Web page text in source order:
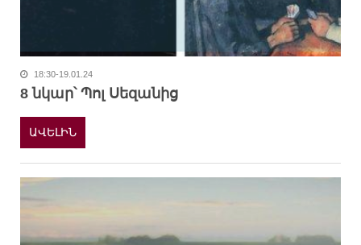
18:30-19.01.24
8 նկար՝ Պոլ Սեզանից
ԱՎԵԼԻՆ